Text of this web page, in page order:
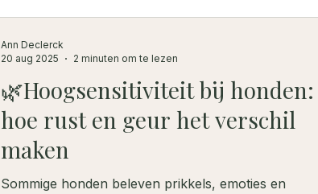
🌿Hoogsensitiviteit bij honden:
hoe rust en geur het verschil
maken
Sommige honden beleven prikkels, emoties en
Ann Declerck
20 aug 2025
2 minuten om te lezen